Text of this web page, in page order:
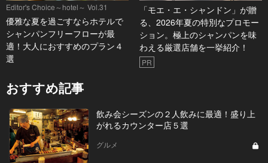
Editor's Choice～hotel～ Vol.31
優雅な夏を過ごすならホテルで
シャンパンフリーフローが最
適！大人におすすめのプラン４
選
「モエ・エ・シャンドン」が贈
る、2026年夏の特別なプロモー
ション。極上のシャンパンを味
わえる厳選店舗を一挙紹介！
PR
おすすめ記事
飲み会シーズンの２人飲みに最適！盛り上
がれるカウンター店５選
グルメ